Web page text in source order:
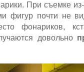
При съемке
фигур почти не
фонариков,
довольно